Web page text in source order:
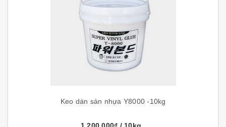
Keo dán sàn nhựa Y8000 -10kg